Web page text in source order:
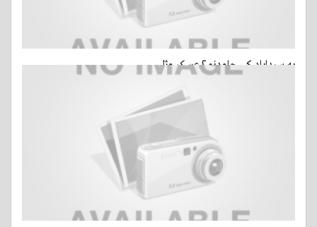
په سيداباد کې چاودنو ۲ عسکر وژلي